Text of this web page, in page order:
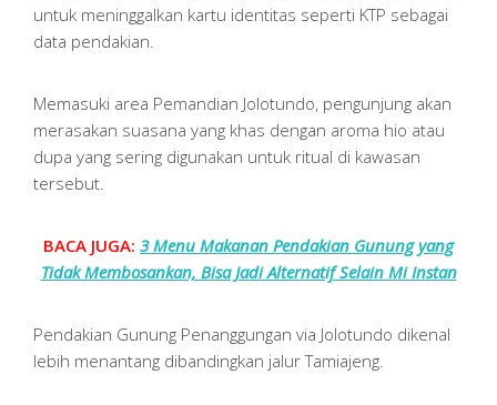
untuk meninggalkan kartu identitas seperti KTP sebagai
data pendakian.
Memasuki area Pemandian Jolotundo, pengunjung akan
merasakan suasana yang khas dengan aroma hio atau
dupa yang sering digunakan untuk ritual di kawasan
tersebut.
BACA JUGA: 3 Menu Makanan Pendakian Gunung yang
Tidak Membosankan, Bisa Jadi Alternatif Selain Mi Instan
Pendakian Gunung Penanggungan via Jolotundo dikenal
lebih menantang dibandingkan jalur Tamiajeng.